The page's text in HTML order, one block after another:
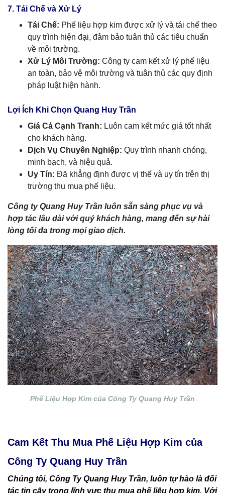
7. Tái Chế và Xử Lý
Tái Chế: Phế liệu hợp kim được xử lý và tái chế theo
quy trình hiện đại, đảm bảo tuân thủ các tiêu chuẩn
về môi trường.
Xử Lý Môi Trường: Công ty cam kết xử lý phế liệu
an toàn, bảo vệ môi trường và tuân thủ các quy định
pháp luật hiện hành.
Lợi Ích Khi Chọn Quang Huy Trần
Giá Cả Cạnh Tranh: Luôn cam kết mức giá tốt nhất
cho khách hàng.
Dịch Vụ Chuyên Nghiệp: Quy trình nhanh chóng,
minh bạch, và hiệu quả.
Uy Tín: Đã khẳng định được vị thế và uy tín trên thị
trường thu mua phế liệu.
Công ty Quang Huy Trần luôn sẵn sàng phục vụ và
hợp tác lâu dài với quý khách hàng, mang đến sự hài
lòng tối đa trong mọi giao dịch.
Phế Liệu Hợp Kim của Công Ty Quang Huy Trần
Cam Kết Thu Mua Phế Liệu Hợp Kim của
Công Ty Quang Huy Trần
Chúng tôi, Công Ty Quang Huy Trần, luôn tự hào là đối
tác tin cậy trong lĩnh vực thu mua phế liệu hợp kim. Với